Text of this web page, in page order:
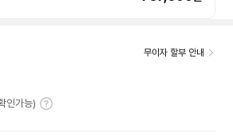
무이자 할부 안내
인가능)